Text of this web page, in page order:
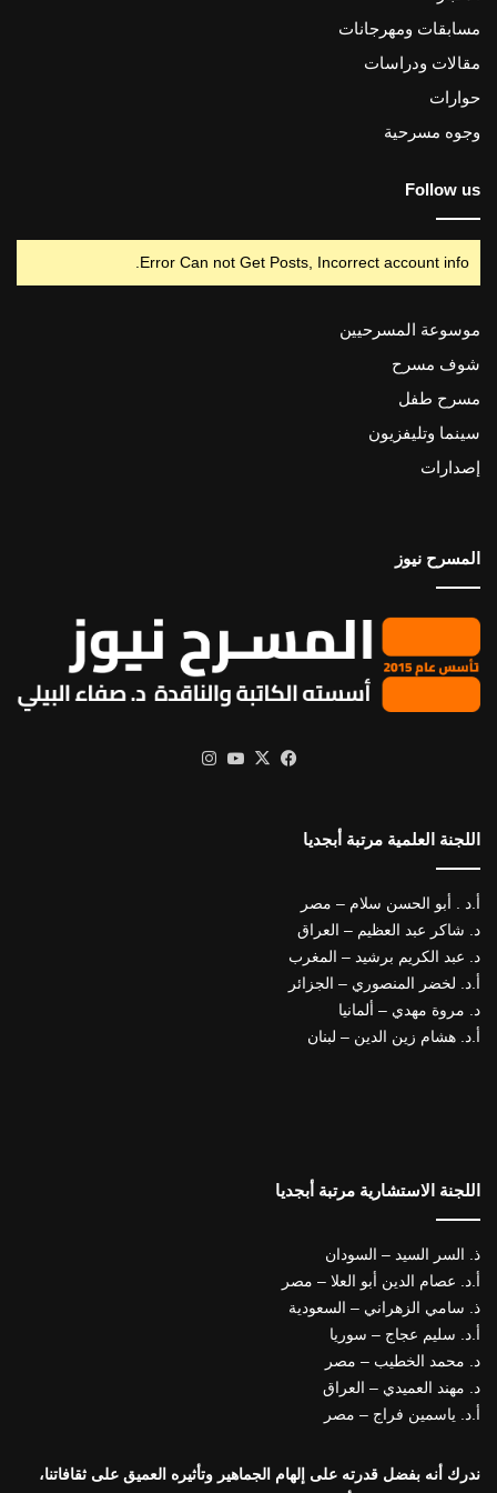
مسابقات ومهرجانات
مقالات ودراسات
حوارات
وجوه مسرحية
Follow us
Error Can not Get Posts, Incorrect account info.
موسوعة المسرحيين
شوف مسرح
مسرح طفل
سينما وتليفزيون
إصدارات
المسرح نيوز
فيسبوك
X يوتيوب
اللجنة العلمية مرتبة أبجديا
أ.د . أبو الحسن سلام – مصر
د. شاكر عبد العظيم – العراق
د. عبد الكريم برشيد – المغرب
أ.د. لخضر المنصوري – الجزائر
د. مروة مهدي – ألمانيا
أ.د. هشام زين الدين – لبنان
اللجنة الاستشارية مرتبة أبجديا
ذ. السر السيد – السودان
أ.د. عصام الدين أبو العلا – مصر
ذ. سامي الزهراني – السعودية
أ.د. سليم عجاج – سوريا
د. محمد الخطيب – مصر
د. مهند العميدي – العراق
أ.د. ياسمين فراج – مصر
ندرك أنه بفضل قدرته على إلهام الجماهير وتأثيره العميق على ثقافاتنا،